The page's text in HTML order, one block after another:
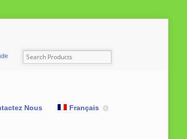
Nous Français